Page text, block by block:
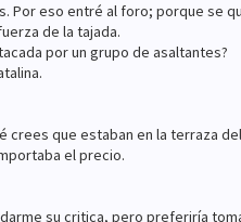
Por eso entré al foro; porque se
de la tajada.
por un grupo de asaltantes?
crees que estaban en la terraza
el precio.
su critica, pero preferiría